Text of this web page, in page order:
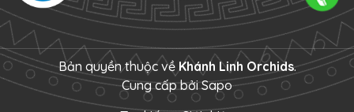
Bản quyền thuộc về Khánh Linh Orchids.
Cung cấp bởiSapo